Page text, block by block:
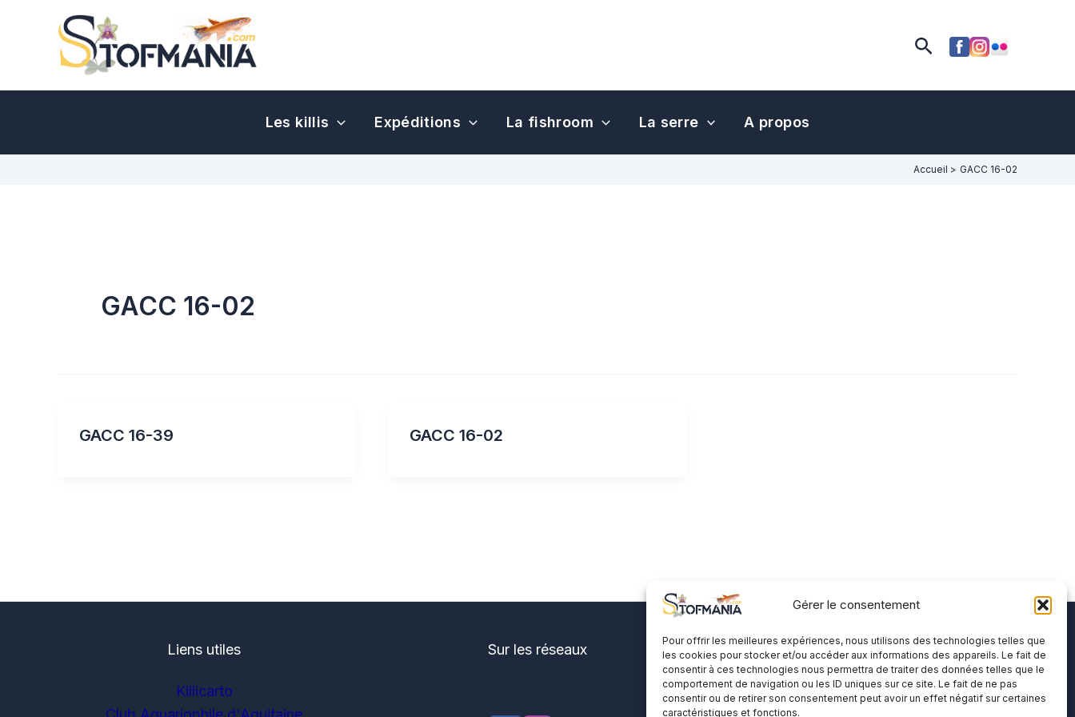
Gérer le consentement
Pour offrir les meilleures expériences, nous utilisons des technologies telles que
les cookies pour stocker et/ou accéder aux informations des appareils. Le fait de
consentir à ces technologies nous permettra de traiter des données telles que le
comportement de navigation ou les ID uniques sur ce site. Le fait de ne pas
consentir ou de retirer son consentement peut avoir un effet négatif sur certaines
caractéristiques et fonctions.
Rechercher
Les killis Expéditions La fishroom La serre A propos
Accueil GACC 16-02
GACC 16-02
GACC 16-39 GACC 16-02
Liens utiles
Killicarto
Sur les réseaux A propos
Me contacter